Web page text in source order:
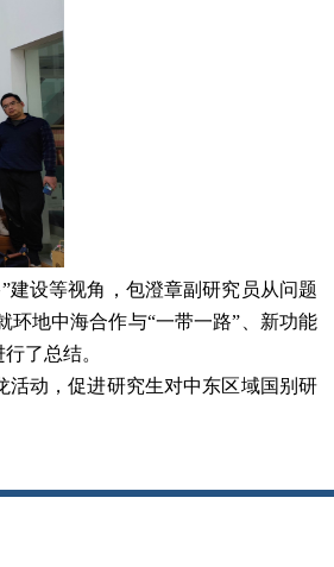
建设等视角，包澄章副研究员从问题
地中海合作与“一带一路”、新功能
了总结。
活动，促进研究生对中东区域国别研